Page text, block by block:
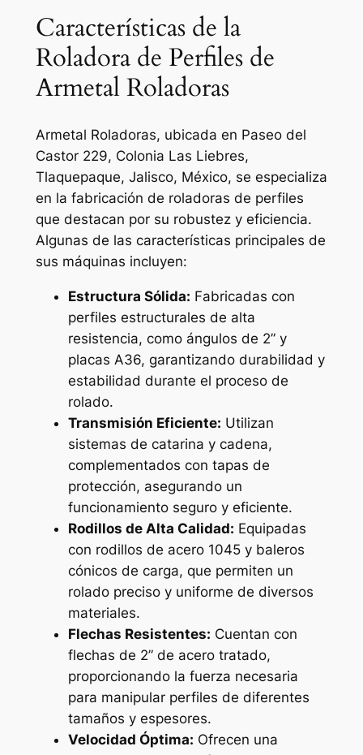
Características de la
Roladora de Perfiles de
Armetal Roladoras
Armetal Roladoras, ubicada en Paseo del
Castor 229, Colonia Las Liebres,
Tlaquepaque, Jalisco, México, se especializa
en la fabricación de roladoras de perfiles
que destacan por su robustez y eficiencia.
Algunas de las características principales de
sus máquinas incluyen:
Estructura Sólida: Fabricadas con
perfiles estructurales de alta
resistencia, como ángulos de 2” y
placas A36, garantizando durabilidad y
estabilidad durante el proceso de
rolado.
Transmisión Eficiente: Utilizan
sistemas de catarina y cadena,
complementados con tapas de
protección, asegurando un
funcionamiento seguro y eficiente.
Rodillos de Alta Calidad: Equipadas
con rodillos de acero 1045 y baleros
cónicos de carga, que permiten un
rolado preciso y uniforme de diversos
materiales.
Flechas Resistentes: Cuentan con
flechas de 2” de acero tratado,
proporcionando la fuerza necesaria
para manipular perfiles de diferentes
tamaños y espesores.
Velocidad Óptima: Ofrecen una